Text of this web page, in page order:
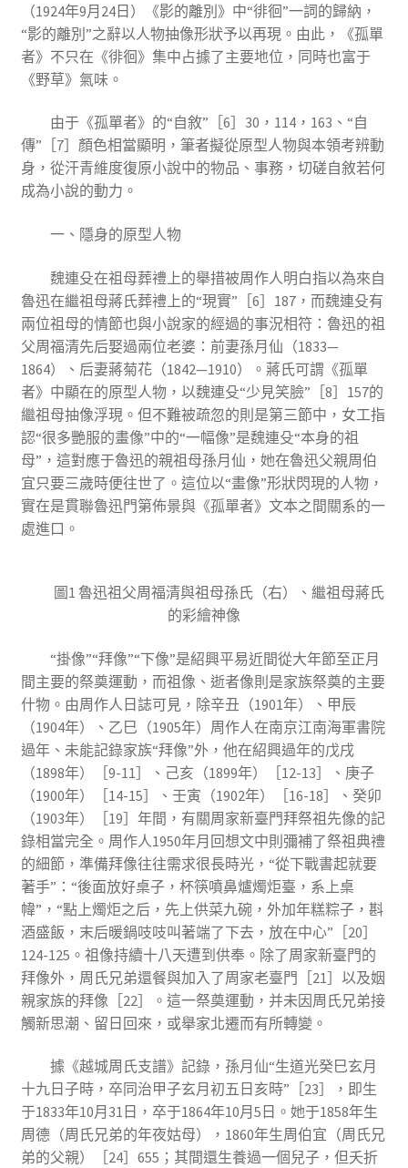
（1924年9月24日）《影的離別》中“徘徊”一詞的歸納，
“影的離別”之辭以人物抽像形狀予以再現。由此，《孤單
者》不只在《徘徊》集中占據了主要地位，同時也富于
《野草》氣味。
由于《孤單者》的“自敘”［6］30，114，163、“自
傳”［7］顏色相當顯明，筆者擬從原型人物與本領考辨動
身，從汗青維度復原小說中的物品、事務，切磋自敘若何
成為小說的動力。
一、隱身的原型人物
魏連殳在祖母葬禮上的舉措被周作人明白指以為來自
魯迅在繼祖母蔣氏葬禮上的“現實”［6］187，而魏連殳有
兩位祖母的情節也與小說家的經過的事況相符：魯迅的祖
父周福清先后娶過兩位老婆：前妻孫月仙（1833—
1864）、后妻蔣菊花（1842—1910）。蔣氏可謂《孤單
者》中顯在的原型人物，以魏連殳“少見笑臉”［8］157的
繼祖母抽像浮現。但不難被疏忽的則是第三節中，女工指
認“很多艷服的畫像”中的“一幅像”是魏連殳“本身的祖
母”，這對應于魯迅的親祖母孫月仙，她在魯迅父親周伯
宜只要三歲時便往世了。這位以“畫像”形狀閃現的人物，
實在是貫聯魯迅門第佈景與《孤單者》文本之間關系的一
處進口。
圖1 魯迅祖父周福清與祖母孫氏（右）、繼祖母蔣氏
的彩繪神像
“掛像”“拜像”“下像”是紹興平易近間從大年節至正月
間主要的祭奠運動，而祖像、逝者像則是家族祭奠的主要
什物。由周作人日誌可見，除辛丑（1901年）、甲辰
（1904年）、乙巳（1905年）周作人在南京江南海軍書院
過年、未能記錄家族“拜像”外，他在紹興過年的戊戌
（1898年）［9-11］、己亥（1899年）［12-13］、庚子
（1900年）［14-15］、壬寅（1902年）［16-18］、癸卯
（1903年）［19］年間，有關周家新臺門拜祭祖先像的記
錄相當完全。周作人1950年月回想文中則彌補了祭祖典禮
的細節，準備拜像往往需求很長時光，“從下戰書起就要
著手”：“後面放好桌子，杯筷噴鼻爐燭炬臺，系上桌
幃”，“點上燭炬之后，先上供菜九碗，外加年糕粽子，斟
酒盛飯，末后暖鍋吱吱叫著端了下去，放在中心”［20］
124-125。祖像持續十八天遭到供奉。除了周家新臺門的
拜像外，周氏兄弟還餐與加入了周家老臺門［21］以及姻
親家族的拜像［22］。這一祭奠運動，并未因周氏兄弟接
觸新思潮、留日回來，或舉家北遷而有所轉變。
據《越城周氏支譜》記錄，孫月仙“生道光癸巳玄月
十九日子時，卒同治甲子玄月初五日亥時”［23］，即生
于1833年10月31日，卒于1864年10月5日。她于1858年生
周德（周氏兄弟的年夜姑母），1860年生周伯宜（周氏兄
弟的父親）［24］655；其間還生養過一個兒子，但夭折